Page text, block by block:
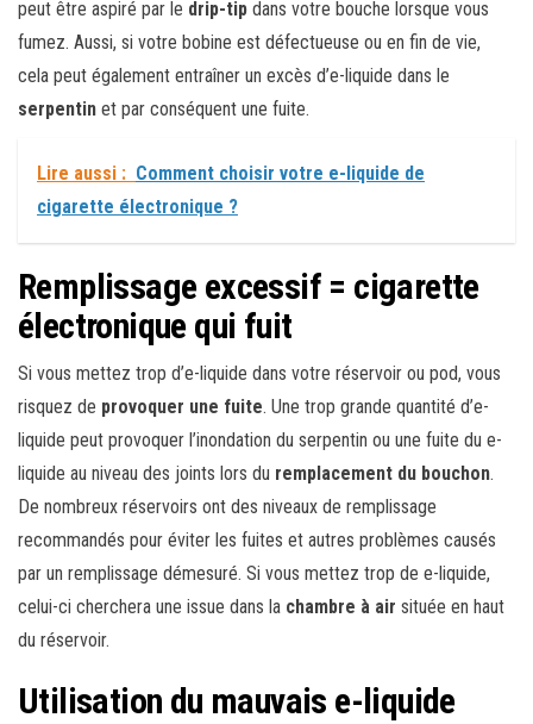
peut être aspiré par le drip-tip dans votre bouche lorsque vous
fumez. Aussi, si votre bobine est défectueuse ou en fin de vie,
cela peut également entraîner un excès d’e-liquide dans le
serpentin et par conséquent une fuite.
Lire aussi : Comment choisir votre e-liquide de
cigarette électronique ?
Remplissage excessif = cigarette
électronique qui fuit
Si vous mettez trop d’e-liquide dans votre réservoir ou pod, vous
risquez de provoquer une fuite. Une trop grande quantité d’e-
liquide peut provoquer l’inondation du serpentin ou une fuite du e-
liquide au niveau des joints lors du remplacement du bouchon.
De nombreux réservoirs ont des niveaux de remplissage
recommandés pour éviter les fuites et autres problèmes causés
par un remplissage démesuré. Si vous mettez trop de e-liquide,
celui-ci cherchera une issue dans la chambre à air située en haut
du réservoir.
Utilisation du mauvais e-liquide